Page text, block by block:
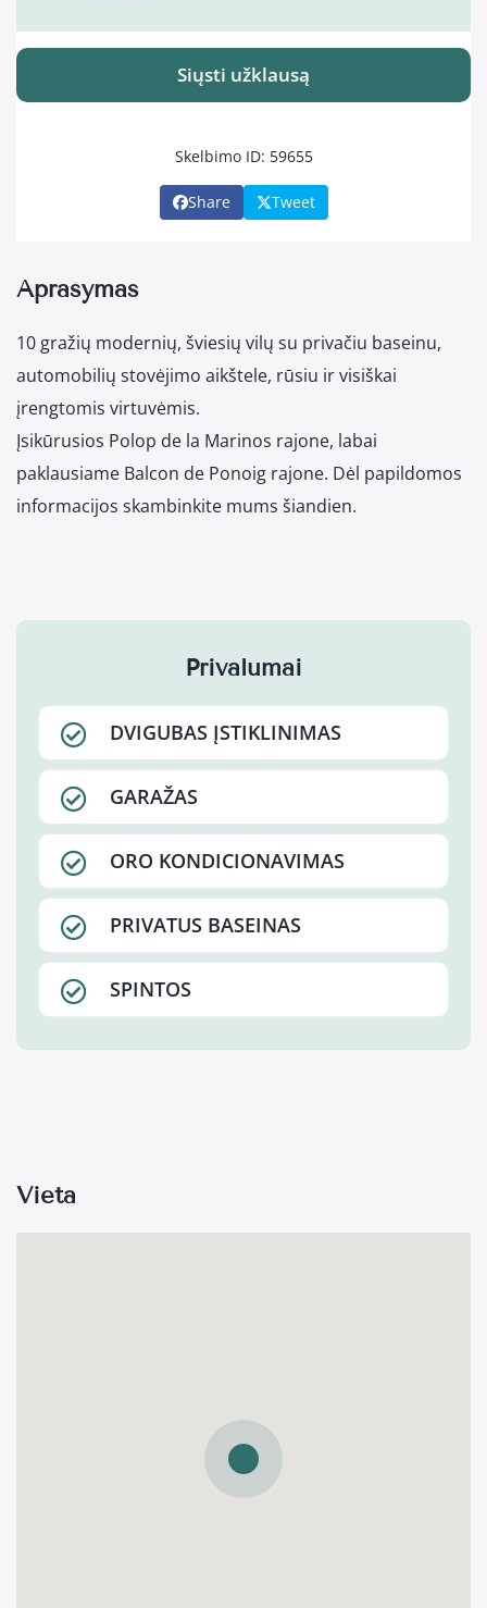
Siųsti užklausą
Skelbimo ID: 59655
Share Tweet
Aprašymas
10 gražių modernių, šviesių vilų su privačiu baseinu,
automobilių stovėjimo aikštele, rūsiu ir visiškai
įrengtomis virtuvėmis.
Įsikūrusios Polop de la Marinos rajone, labai
paklausiame Balcon de Ponoig rajone. Dėl papildomos
informacijos skambinkite mums šiandien.
Privalumai
DVIGUBAS ĮSTIKLINIMAS
GARAŽAS
ORO KONDICIONAVIMAS
PRIVATUS BASEINAS
SPINTOS
Vieta